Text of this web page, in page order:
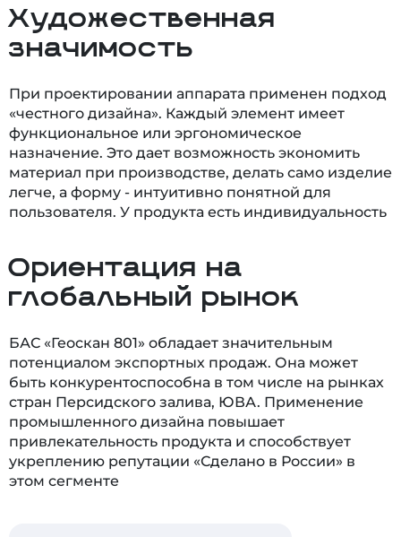
Художественная
значимость
При проектировании аппарата применен подход
«честного дизайна». Каждый элемент имеет
функциональное или эргономическое
назначение. Это дает возможность экономить
материал при производстве, делать само изделие
легче, а форму - интуитивно понятной для
пользователя. У продукта есть индивидуальность
Ориентация на
глобальный рынок
БАС «Геоскан 801» обладает значительным
потенциалом экспортных продаж. Она может
быть конкурентоспособна в том числе на рынках
стран Персидского залива, ЮВА. Применение
промышленного дизайна повышает
привлекательность продукта и способствует
укреплению репутации «Сделано в России» в
этом сегменте